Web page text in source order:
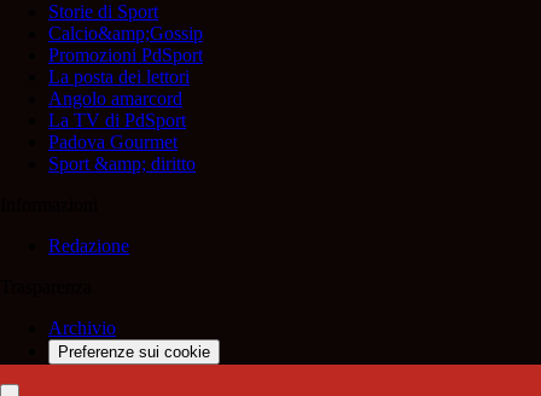
Storie di Sport
Calcio&amp;Gossip
Promozioni PdSport
La posta dei lettori
Angolo amarcord
La TV di PdSport
Padova Gourmet
Sport &amp; diritto
Redazione
Archivio
Preferenze sui cookie